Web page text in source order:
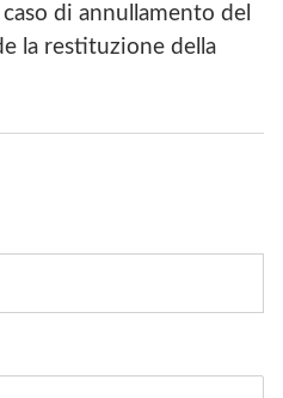
di annullamento del
la restituzione della